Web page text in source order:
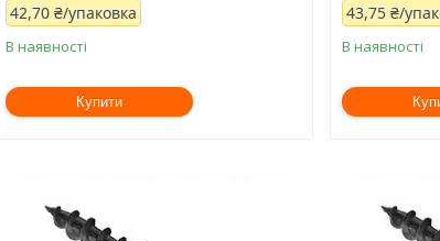
42,70 ₴/упаковка
В наявності
Купити
43,75 ₴/
В наявності